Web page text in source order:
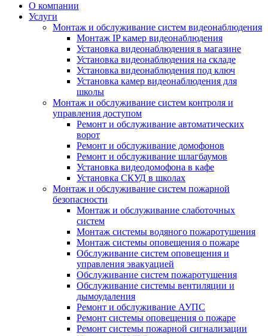
О компании
Услуги
Монтаж и обслуживание систем видеонаблюдения
Монтаж IP камер видеонаблюдения
Установка видеонаблюдения в магазине
Установка видеонаблюдения на складе
Установка видеонаблюдения под ключ
Установка камер видеонаблюдения для
школы
Монтаж и обслуживание систем контроля и
управления доступом
Ремонт и обслуживание автоматических
ворот
Ремонт и обслуживание домофонов
Ремонт и обслуживание шлагбаумов
Установка видеодомофона в кафе
Установка СКУД в школах
Монтаж и обслуживание систем пожарной
безопасности
Монтаж и обслуживание слаботочных
систем
Монтаж системы водяного пожаротушения
Монтаж системы оповещения о пожаре
Обслуживание систем оповещения и
управления эвакуацией
Обслуживание систем пожаротушения
Обслуживание системы вентиляции и
дымоудаления
Ремонт и обслуживание АУПС
Ремонт системы оповещения о пожаре
Ремонт системы пожарной сигнализации